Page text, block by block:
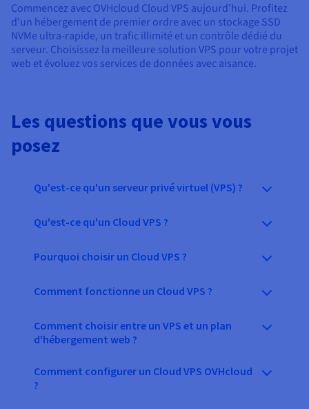
Commencez avec OVHcloud Cloud VPS aujourd'hui. Profitez
d'un hébergement de premier ordre avec un stockage SSD
NVMe ultra-rapide, un trafic illimité et un contrôle dédié du
serveur. Choisissez la meilleure solution VPS pour votre projet
web et évoluez vos services de données avec aisance.
Les questions que vous vous
posez
Qu'est-ce qu'un serveur privé virtuel (VPS) ?
Qu'est-ce qu'un Cloud VPS ?
Pourquoi choisir un Cloud VPS ?
Comment fonctionne un Cloud VPS ?
Comment choisir entre un VPS et un plan
d'hébergement web ?
Comment configurer un Cloud VPS OVHcloud
?